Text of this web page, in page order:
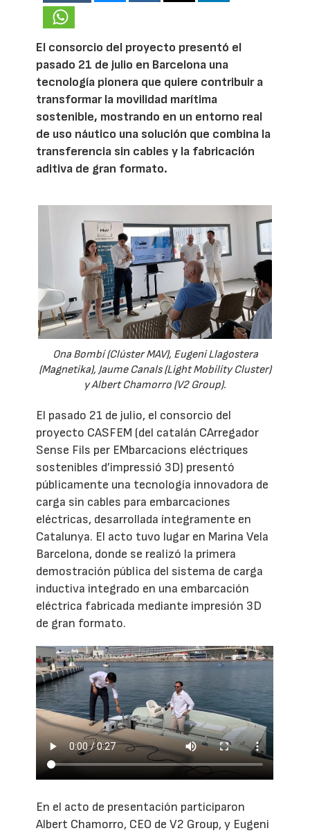
El consorcio del proyecto presentó el
pasado 21 de julio en Barcelona una
tecnología pionera que quiere contribuir a
transformar la movilidad marítima
sostenible, mostrando en un entorno real
de uso náutico una solución que combina la
transferencia sin cables y la fabricación
aditiva de gran formato.
Ona Bombí (Clúster MAV), Eugeni Llagostera
(Magnetika), Jaume Canals (Light Mobility Cluster)
y Albert Chamorro (V2 Group).
El pasado 21 de julio, el consorcio del
proyecto CASFEM (del catalán CArregador
Sense Fils per EMbarcacions eléctriques
sostenibles d’impressió 3D) presentó
públicamente una tecnología innovadora de
carga sin cables para embarcaciones
eléctricas, desarrollada íntegramente en
Catalunya. El acto tuvo lugar en Marina Vela
Barcelona, donde se realizó la primera
demostración pública del sistema de carga
inductiva integrado en una embarcación
eléctrica fabricada mediante impresión 3D
de gran formato.
En el acto de presentación participaron
Albert Chamorro, CEO de V2 Group, y Eugeni